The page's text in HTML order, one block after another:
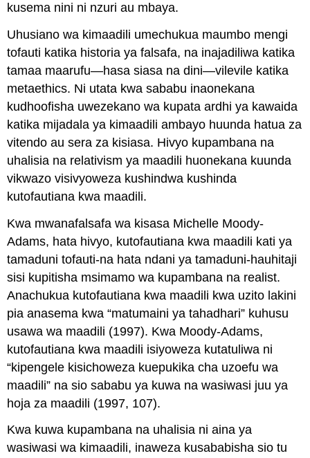
kusema nini ni nzuri au mbaya.
Uhusiano wa kimaadili umechukua maumbo mengi
tofauti katika historia ya falsafa, na inajadiliwa katika
tamaa maarufu—hasa siasa na dini—vilevile katika
metaethics. Ni utata kwa sababu inaonekana
kudhoofisha uwezekano wa kupata ardhi ya kawaida
katika mijadala ya kimaadili ambayo huunda hatua za
vitendo au sera za kisiasa. Hivyo kupambana na
uhalisia na relativism ya maadili huonekana kuunda
vikwazo visivyoweza kushindwa kushinda
kutofautiana kwa maadili.
Kwa mwanafalsafa wa kisasa Michelle Moody-
Adams, hata hivyo, kutofautiana kwa maadili kati ya
tamaduni tofauti-na hata ndani ya tamaduni-hauhitaji
sisi kupitisha msimamo wa kupambana na realist.
Anachukua kutofautiana kwa maadili kwa uzito lakini
pia anasema kwa “matumaini ya tahadhari” kuhusu
usawa wa maadili (1997). Kwa Moody-Adams,
kutofautiana kwa maadili isiyoweza kutatuliwa ni
“kipengele kisichoweza kuepukika cha uzoefu wa
maadili” na sio sababu ya kuwa na wasiwasi juu ya
hoja za maadili (1997, 107).
Kwa kuwa kupambana na uhalisia ni aina ya
wasiwasi wa kimaadili, inaweza kusababisha sio tu